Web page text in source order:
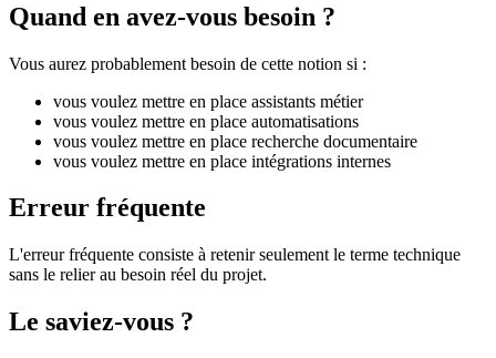
Quand en avez-vous besoin ?
Vous aurez probablement besoin de cette notion si :
vous voulez mettre en place assistants métier
vous voulez mettre en place automatisations
vous voulez mettre en place recherche documentaire
vous voulez mettre en place intégrations internes
Erreur fréquente
L'erreur fréquente consiste à retenir seulement le terme technique
sans le relier au besoin réel du projet.
Le saviez-vous ?